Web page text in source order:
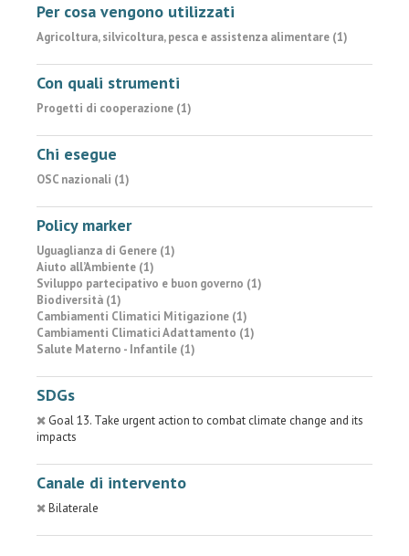
Per cosa vengono utilizzati
Agricoltura, silvicoltura, pesca e assistenza alimentare (1)
Con quali strumenti
Progetti di cooperazione (1)
Chi esegue
OSC nazionali (1)
Policy marker
Uguaglianza di Genere (1)
Aiuto all’Ambiente (1)
Sviluppo partecipativo e buon governo (1)
Biodiversità (1)
Cambiamenti Climatici Mitigazione (1)
Cambiamenti Climatici Adattamento (1)
Salute Materno - Infantile (1)
SDGs
Goal 13. Take urgent action to combat climate change and its
impacts
Canale di intervento
Bilaterale